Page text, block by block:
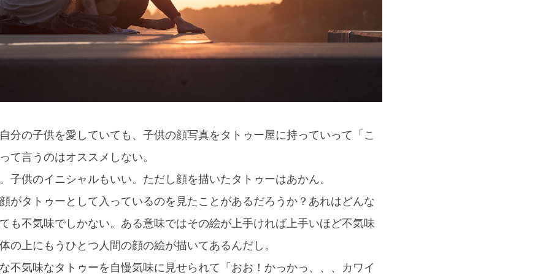
分の子供を愛していても、子供の顔写真をタトゥー屋に持っていって「こ
て言うのはオススメしない。
子供のイニシャルもいい。ただし顔を描いたタトゥーはあかん。
がタトゥーとして入っているのを見たことがあるだろうか？あれはどんな
も不気味でしかない。ある意味ではその絵が上手ければ上手いほど不気味
の上にもうひとつ人間の顔の絵が描いてあるんだし。
不気味なタトゥーを自慢気味に見せられて「おお！かっかっ、、、カワイ